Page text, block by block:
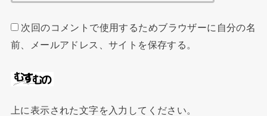
次回のコメントで使用するためブラウザーに自分の名
前、メールアドレス、サイトを保存する。
上に表示された文字を入力してください。